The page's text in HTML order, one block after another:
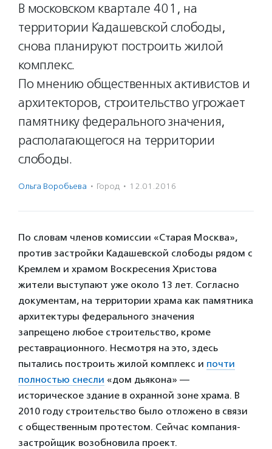
В московском квартале 401, на
территории Кадашевской слободы,
снова планируют построить жилой
комплекс.
По мнению общественных активистов и
архитекторов, строительство угрожает
памятнику федерального значения,
располагающегося на территории
слободы.
Ольга Воробьева · Город · 12.01.2016
По словам членов комиссии «Старая Москва»,
против застройки Кадашевской слободы рядом с
Кремлем и храмом Воскресения Христова
жители выступают уже около 13 лет. Согласно
документам, на территории храма как памятника
архитектуры федерального значения
запрещено любое строительство, кроме
реставрационного. Несмотря на это, здесь
пытались построить жилой комплекс и почти
полностью снесли «дом дьякона» —
историческое здание в охранной зоне храма. В
2010 году строительство было отложено в связи
с общественным протестом. Сейчас компания-
застройщик возобновила проект.